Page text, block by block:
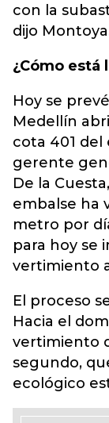
con la
dijo
¿Cómo está
Hoy se
Medellín
cota 401 del
gerente
De la
embalse ha
metro por
para hoy se
vertimiento
El proceso
Hacia el
vertimiento
segundo,
ecológico